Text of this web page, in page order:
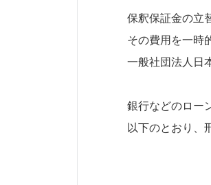
保釈保証金の立
その費用を一時
一般社団法人日
銀行などのロー
以下のとおり、